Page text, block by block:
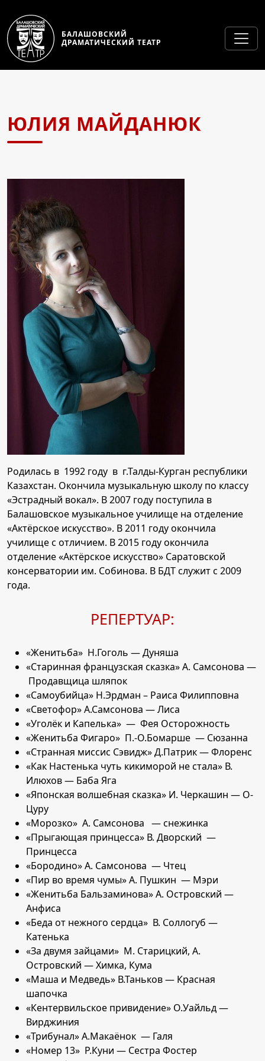
БАЛАШОВСКИЙ
ДРАМАТИЧЕСКИЙ ТЕАТР
ЮЛИЯ МАЙДАНЮК
Родилась в 1992 году в г.Талды-Курган республики
Казахстан. Окончила музыкальную школу по классу
«Эстрадный вокал». В 2007 году поступила в
Балашовское музыкальное училище на отделение
«Актёрское искусство». В 2011 году окончила
училище с отличием. В 2015 году окончила
отделение «Актёрское искусство» Саратовской
консерватории им. Собинова. В БДТ служит с 2009
года.
РЕПЕРТУАР:
«Женитьба» Н.Гоголь — Дуняша
«Старинная французская сказка» А. Самсонова —
Продавщица шляпок
«Самоубийца» Н.Эрдман – Раиса Филипповна
«Светофор» А.Самсонова — Лиса
«Уголёк и Капелька» — Фея Осторожность
«Женитьба Фигаро» П.-О.Бомарше — Сюзанна
«Странная миссис Сэвидж» Д.Патрик — Флоренс
«Как Настенька чуть кикиморой не стала» В.
Илюхов — Баба Яга
«Японская волшебная сказка» И. Черкашин — О-
Цуру
«Морозко» А. Самсонова — снежинка
«Прыгающая принцесса» В. Дворский —
Принцесса
«Бородино» А. Самсонова — Чтец
«Пир во время чумы» А. Пушкин — Мэри
«Женитьба Бальзаминова» А. Островский —
Анфиса
«Беда от нежного сердца» В. Соллогуб —
Катенька
«За двумя зайцами» М. Старицкий, А.
Островский — Химка, Кума
«Маша и Медведь» В.Таньков — Красная
шапочка
«Кентервильское привидение» О.Уайльд —
Вирджиния
«Трибунал» А.Макаёнок — Галя
«Номер 13» Р.Куни — Сестра Фостер